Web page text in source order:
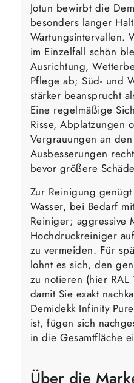
Jotun bewirbt die
besonders langer
Wartungsintervallen.
im Einzelfall schön
Ausrichtung,
Pflege ab; Süd- und
stärker beansprucht
Eine regelmäßige
Risse, Abplatzungen
Vergrauungen an
Ausbesserungen
bevor größere
Zur Reinigung
Wasser, bei Bedarf
Reiniger; aggressive
Hochdruckreiniger
zu vermeiden. Für
lohnt es sich, den
zu notieren (hier
damit Sie exakt
Demidekk Infinity
ist, fügen sich
in die Gesamtfläche
Über die